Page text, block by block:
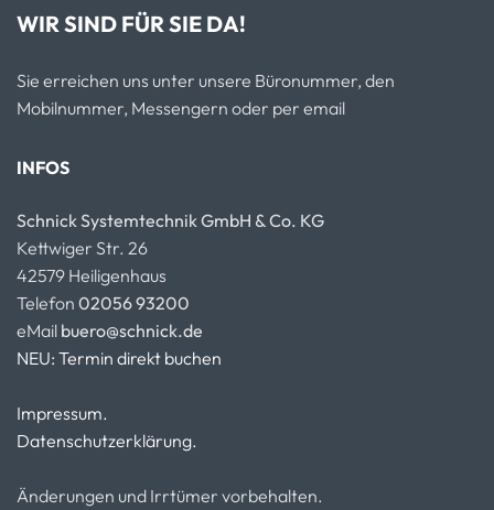
WIR SIND FÜR SIE DA!
Sie erreichen uns unter unsere Büronummer, den
Mobilnummer, Messengern oder per email
INFOS
Schnick Systemtechnik GmbH & Co. KG
Kettwiger Str. 26
42579 Heiligenhaus
Telefon 02056 93200
eMail buero@schnick.de
NEU: Termin direkt buchen
Impressum.
Datenschutzerklärung.
Änderungen und Irrtümer vorbehalten.